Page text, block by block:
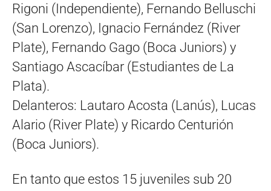
Rigoni (Independiente), Fernando Belluschi
(San Lorenzo), Ignacio Fernández (River
Plate), Fernando Gago (Boca Juniors) y
Santiago Ascacíbar (Estudiantes de La
Plata).
Delanteros: Lautaro Acosta (Lanús), Lucas
Alario (River Plate) y Ricardo Centurión
(Boca Juniors).
En tanto que estos 15 juveniles sub 20